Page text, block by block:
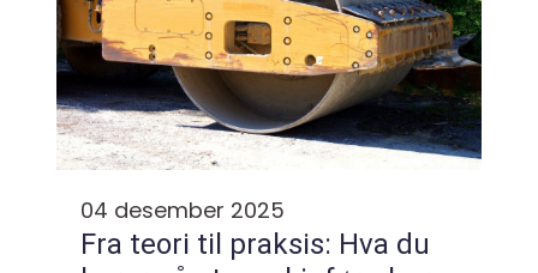
04 desember 2025
Fra teori til praksis: Hva du